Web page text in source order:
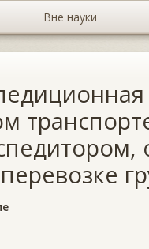
Вне науки